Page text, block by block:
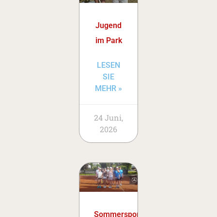
Jugend
im Park
LESEN
SIE
MEHR »
24 Juni,
2026
Sommersportwoche